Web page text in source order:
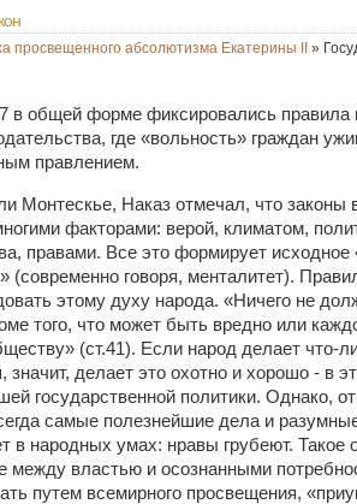
просвещенного абсолютизма Екатерины II »
в общей форме фиксировались правила
где «вольность» граждан
правлением.
Монтескье, Наказ отмечал, что законы
факторами: верой, климатом,
правами. Все это формирует исходное
(современно говоря, менталитет).
этому духу народа. «Ничего не
того, что может быть вредно или
(ст.41). Если народ делает что-
значит, делает это охотно и хорошо - в
государственной политики. Однако,
самые полезнейшие дела и
в народных умах: нравы грубеют. Такое
между властью и осознанными
путем всемирного просвещения,